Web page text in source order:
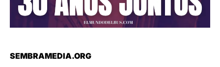
SEMBRAMEDIA.ORG